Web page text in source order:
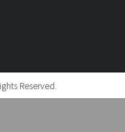
Reserved.